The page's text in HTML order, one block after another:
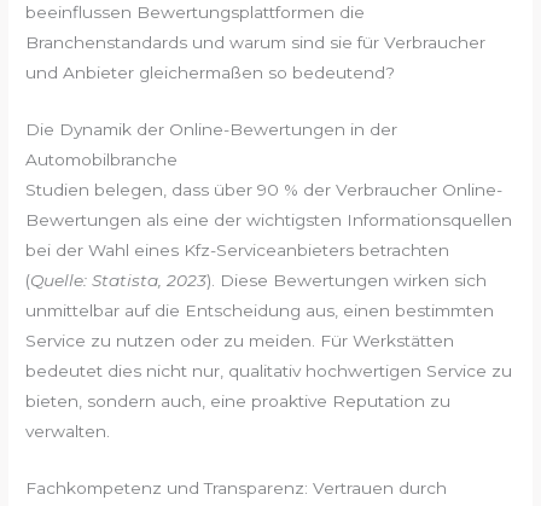
beeinflussen Bewertungsplattformen die
Branchenstandards und warum sind sie für Verbraucher
und Anbieter gleichermaßen so bedeutend?
Die Dynamik der Online-Bewertungen in der
Automobilbranche
Studien belegen, dass über 90 % der Verbraucher Online-
Bewertungen als eine der wichtigsten Informationsquellen
bei der Wahl eines Kfz-Serviceanbieters betrachten
(Quelle: Statista, 2023). Diese Bewertungen wirken sich
unmittelbar auf die Entscheidung aus, einen bestimmten
Service zu nutzen oder zu meiden. Für Werkstätten
bedeutet dies nicht nur, qualitativ hochwertigen Service zu
bieten, sondern auch, eine proaktive Reputation zu
verwalten.
Fachkompetenz und Transparenz: Vertrauen durch